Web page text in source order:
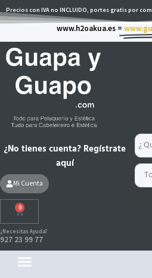
al
Precios con IVA no INCLUIDO, portes gratis por
www.h2oakua.es =
...
¿No tienes cuenta? Regístrate
aquí
Mi Cuenta
0
Carrito
¿Necesitas Ayuda?
927 23 99 77